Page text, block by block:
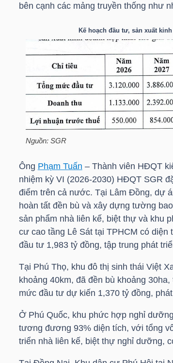
bên cạnh các mảng truyền thống như
Kế hoạch đầu tư, sản xuất
Nguồn:SGR
Ông Phạm Tuấn – Thành viên HĐQT
nhiệm kỳ VI (2026-2030) HĐQT SGR
điểm trên cả nước. Tại Lâm Đồng, dự
hoàn tất đền bù và xây dựng tường
sản phẩm nhà liên kế, biệt thự và khu
cư cao tầng Lê Sát tại TPHCM có diện
đầu tư 1,983 tỷ đồng, tập trung phát
Tại Phú Thọ, khu đô thị sinh thái Việt
khoảng 40km, đã đền bù khoảng
mức đầu tư dự kiến 1,370 tỷ đồng,
Ở Phú Quốc, khu phức hợp nghỉ
tương đương 93% diện tích, với tổng
triển nhà liên kế, biệt thự nghỉ dưỡng,